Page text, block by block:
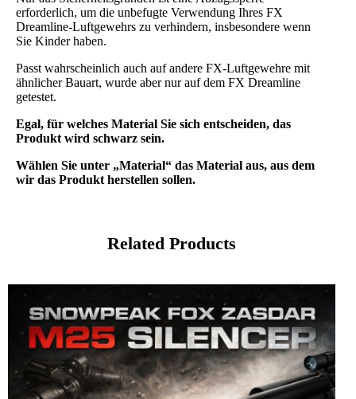
erforderlich, um die unbefugte Verwendung Ihres FX
Dreamline-Luftgewehrs zu verhindern, insbesondere wenn
Sie Kinder haben.
Passt wahrscheinlich auch auf andere FX-Luftgewehre mit
ähnlicher Bauart, wurde aber nur auf dem FX Dreamline
getestet.
Egal, für welches Material Sie sich entscheiden, das
Produkt wird schwarz sein.
Wählen Sie unter „Material“ das Material aus, aus dem
wir das Produkt herstellen sollen.
Related Products